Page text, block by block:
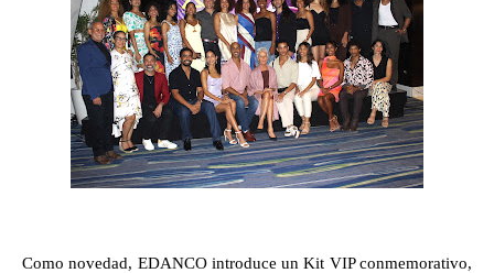
Como novedad, EDANCO introduce un Kit VIP conmemorativo,